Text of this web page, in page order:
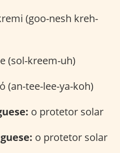
(goo-nesh kreh-
(sol-kreem-uh)
(an-tee-lee-ya-koh)
o protetor solar
o protetor solar